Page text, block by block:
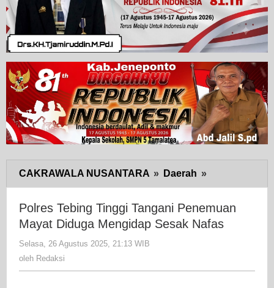
CAKRAWALA NUSANTARA » Daerah »
Tebing
Tangani
Polres Tebing Tinggi Tangani Penemuan
Mayat Diduga Mengidap Sesak Nafas
Selasa, 26 Agustus 2025, 21:13 WIB
oleh Redaksi